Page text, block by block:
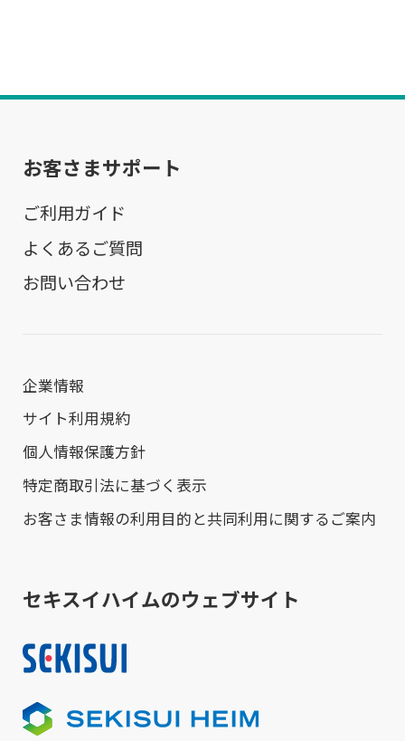
お客さまサポート
ご利用ガイド
よくあるご質問
お問い合わせ
企業情報
サイト利用規約
個人情報保護方針
特定商取引法に基づく表示
お客さま情報の利用目的と共同利用に関するご案内
セキスイハイムのウェブサイト